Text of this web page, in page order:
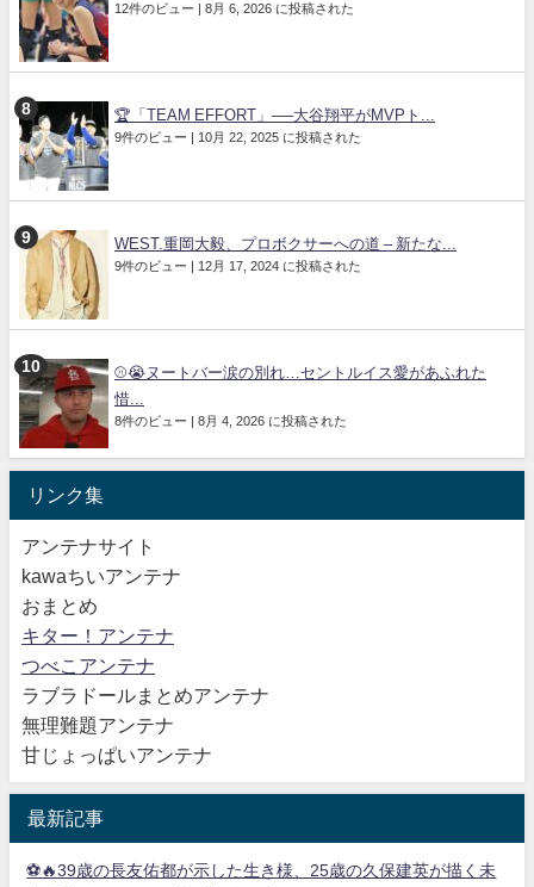
12件のビュー | 8月 6, 2026 に投稿された
🏆「TEAM EFFORT」──大谷翔平がMVPト...
9件のビュー | 10月 22, 2025 に投稿された
WEST.重岡大毅、プロボクサーへの道 – 新たな...
9件のビュー | 12月 17, 2024 に投稿された
⚾😭ヌートバー涙の別れ…セントルイス愛があふれた
惜...
8件のビュー | 8月 4, 2026 に投稿された
リンク集
アンテナサイト
kawaちいアンテナ
おまとめ
キター！アンテナ
つべこアンテナ
ラブラドールまとめアンテナ
無理難題アンテナ
甘じょっぱいアンテナ
最新記事
⚽🔥39歳の長友佑都が示した生き様、25歳の久保建英が描く未